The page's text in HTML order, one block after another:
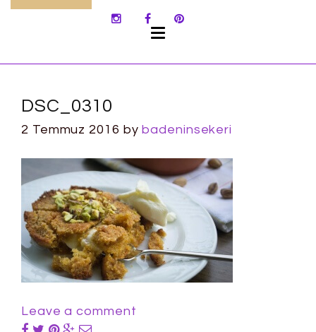
DSC_0310
2 Temmuz 2016 bybadeninsekeri
Leave a comment